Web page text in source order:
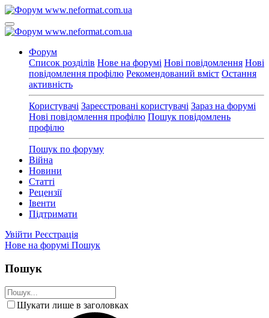
Форум
Список розділів Нове на форумі Нові повідомлення Нові
повідомлення профілю Рекомендований вміст Остання
активність
Користувачі Зареєстровані користувачі Зараз на форумі
Нові повідомлення профілю Пошук повідомлень
профілю
Пошук по форуму
Війна
Новини
Статті
Рецензії
Івенти
Підтримати
Увійти Реєстрація
Нове на форумі Пошук
Пошук
Шукати лише в заголовках